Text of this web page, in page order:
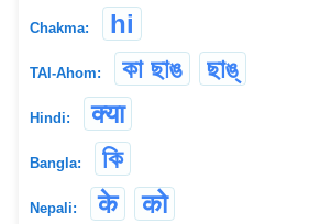
Chakma: hi
TAI-Ahom: কা ছাঙ ছাঙ্
Hindi: क्या
Bangla: কি
Nepali: के को